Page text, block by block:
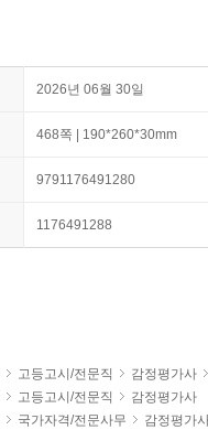
2026년 06월 30일
468쪽 | 190*260*30mm
9791176491280
1176491288
고등고시/전문직
감정평가사
고등고시/전문직
감정평가사
국가자격/전문사무
감정평가